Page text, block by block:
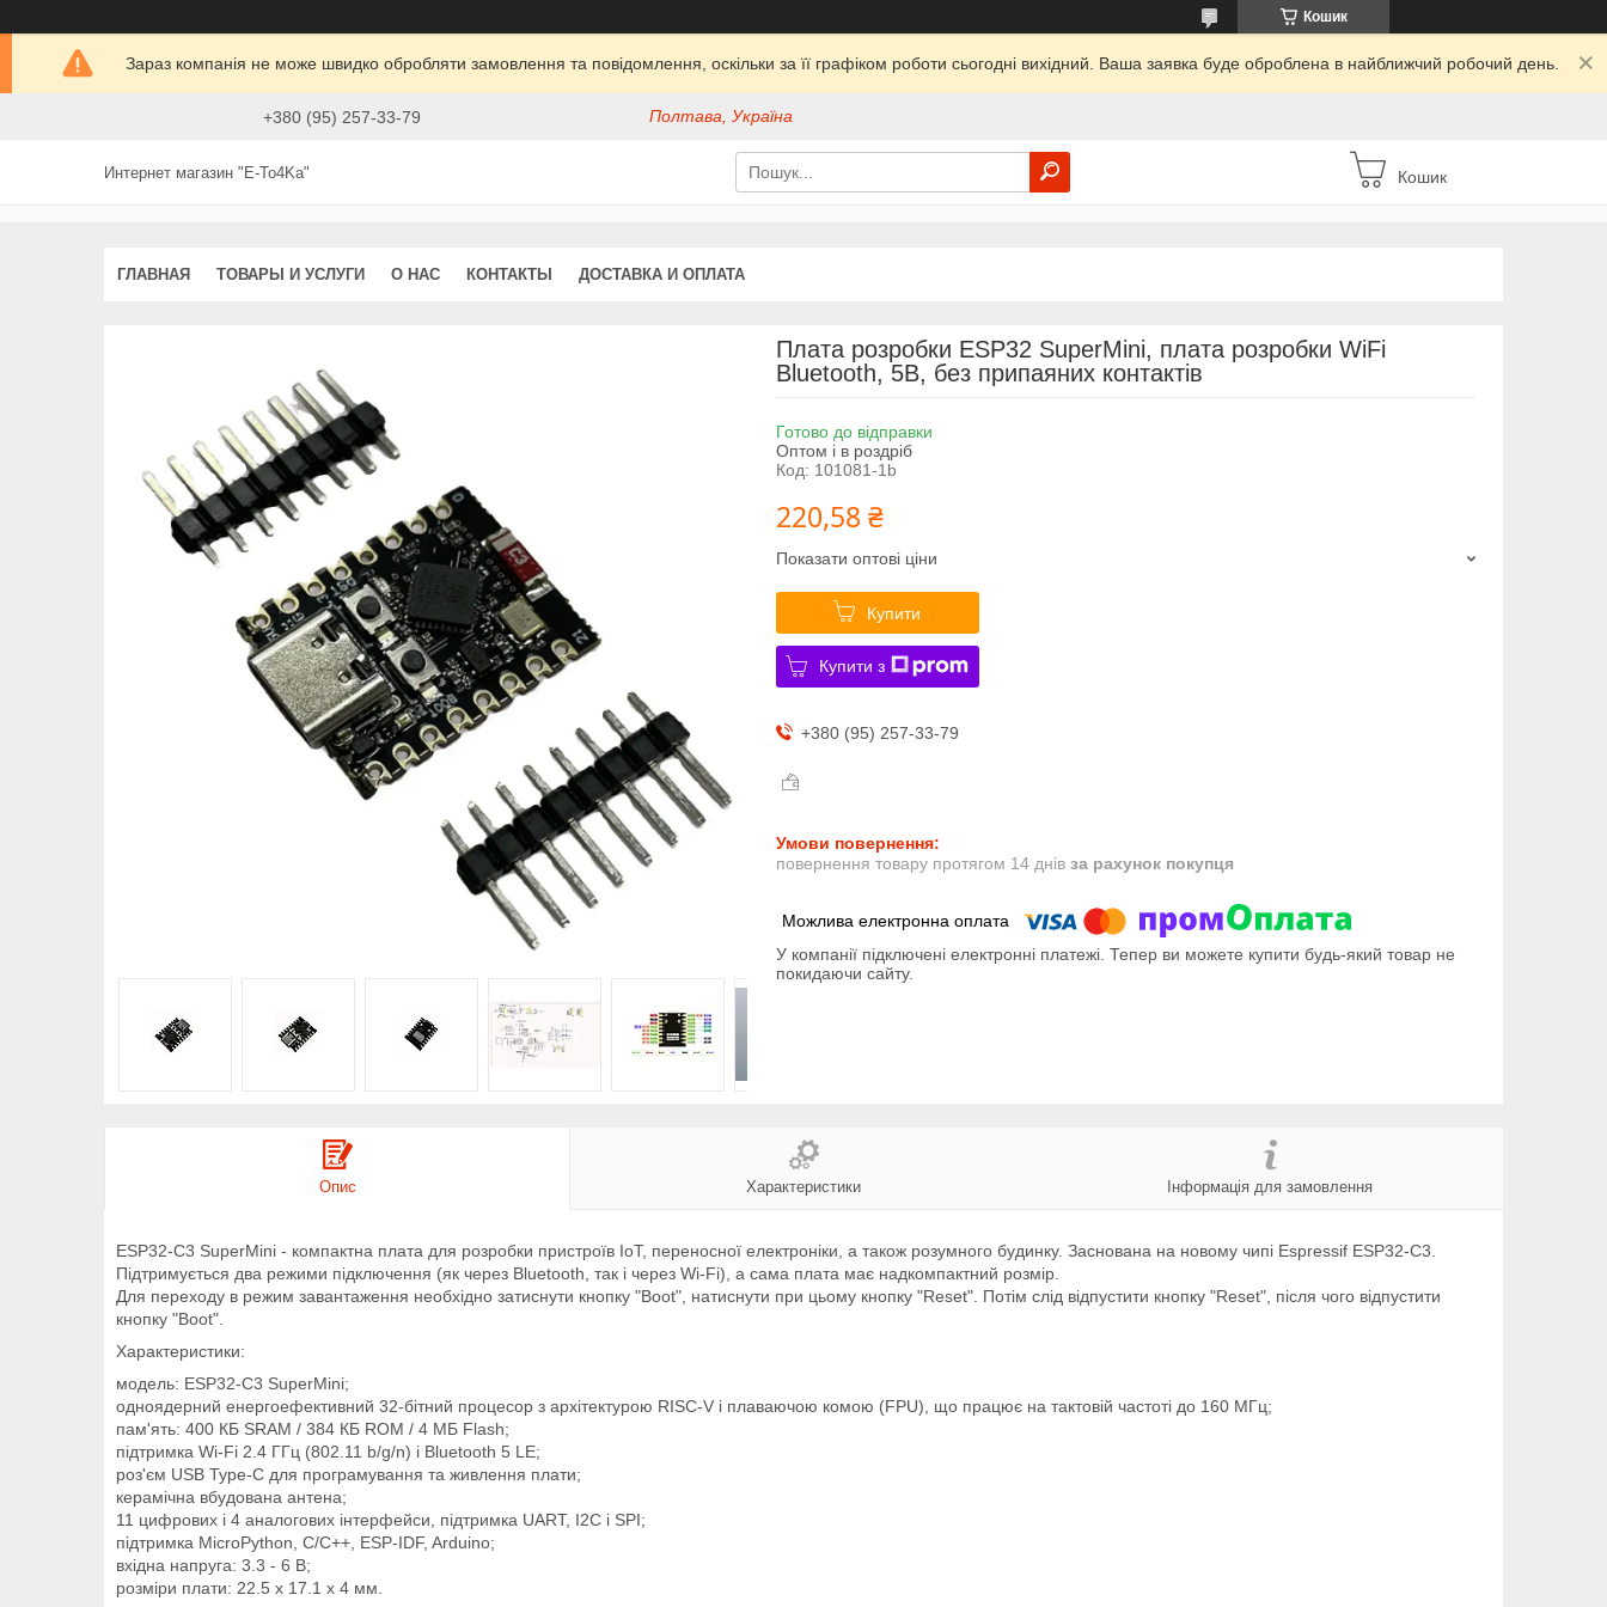
Кошик
Зараз компанія не може швидко обробляти замовлення та повідомлення, оскільки за її графіком роботи сьогодні вихідний. Ваша заявка буде оброблена в найближчий робочий день.
+380 (95) 257-33-79 Полтава, Україна
Интернет магазин "E-To4Ka" Кошик
ГЛАВНАЯ ТОВАРЫ И УСЛУГИ О НАС КОНТАКТЫ ДОСТАВКА И ОПЛАТА
Плата розробки ESP32 SuperMini, плата розробки WiFi
Bluetooth, 5В, без припаяних контактів
Готово до відправки
Оптом і в роздріб
Код: 101081-1b
220,58 ₴
Показати оптові ціни
Купити
Купити з
+380 (95) 257-33-79
повернення товару протягом 14 днів за рахунок покупця
У компанії підключені електронні платежі. Тепер ви можете купити будь-який товар не
покидаючи сайту.
Опис Характеристики Інформація для замовлення
ESP32-C3 SuperMini - компактна плата для розробки пристроїв IoT, переносної електроніки, а також розумного будинку. Заснована на новому чипі Espressif ESP32-C3.
Підтримується два режими підключення (як через Bluetooth, так і через Wi-Fi), а сама плата має надкомпактний розмір.
Для переходу в режим завантаження необхідно затиснути кнопку "Boot", натиснути при цьому кнопку "Reset". Потім слід відпустити кнопку "Reset", після чого відпустити
кнопку "Boot".
Характеристики:
модель: ESP32-C3 SuperMini;
одноядерний енергоефективний 32-бітний процесор з архітектурою RISC-V і плаваючою комою (FPU), що працює на тактовій частоті до 160 МГц;
пам'ять: 400 КБ SRAM / 384 КБ ROM / 4 МБ Flash;
підтримка Wi-Fi 2.4 ГГц (802.11 b/g/n) і Bluetooth 5 LE;
роз'єм USB Type-C для програмування та живлення плати;
керамічна вбудована антена;
11 цифрових і 4 аналогових інтерфейси, підтримка UART, I2C і SPI;
підтримка MicroPython, C/C++, ESP-IDF, Arduino;
вхідна напруга: 3.3 - 6 В;
розміри плати: 22.5 x 17.1 x 4 мм.